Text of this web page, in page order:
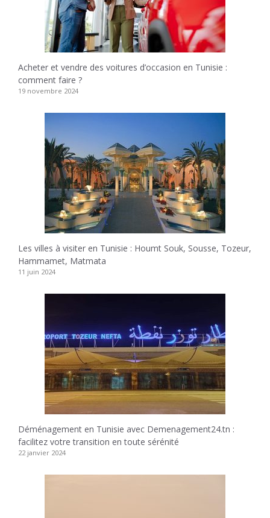
Acheter et vendre des voitures d’occasion en Tunisie :
comment faire ?
19 novembre 2024
Les villes à visiter en Tunisie : Houmt Souk, Sousse, Tozeur,
Hammamet, Matmata
11 juin 2024
Déménagement en Tunisie avec Demenagement24.tn :
facilitez votre transition en toute sérénité
22 janvier 2024